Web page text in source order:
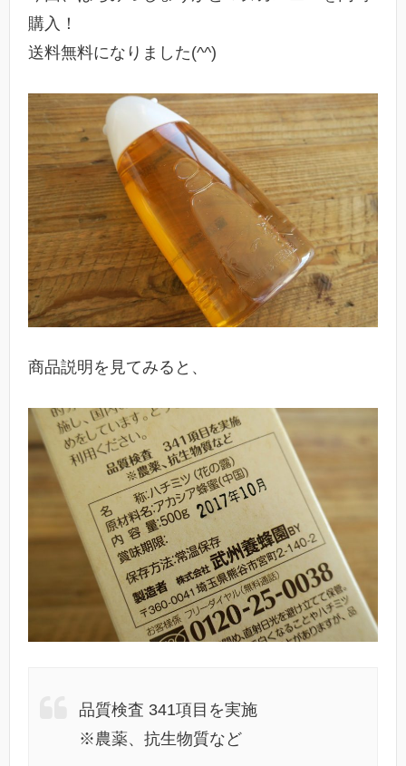
購入！
送料無料になりました(^^)
商品説明を見てみると、
品質検査 341項目を実施
※農薬、抗生物質など